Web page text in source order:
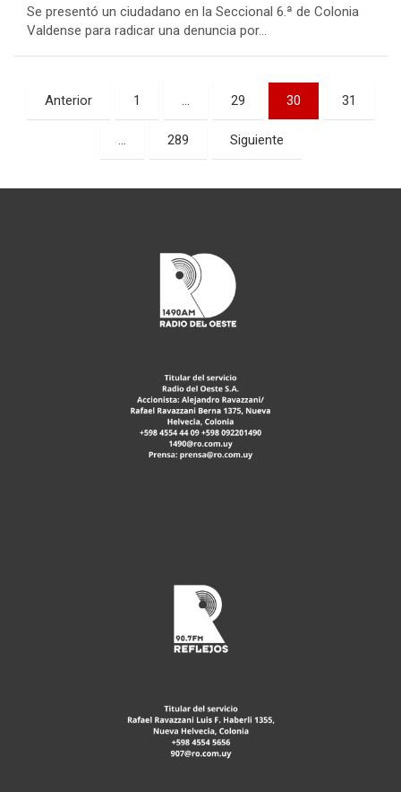
Se presentó un ciudadano en la Seccional 6.ª de Colonia
Valdense para radicar una denuncia por…
Paginación
de
entradas
Anterior 1 29 30 31
289 Siguiente